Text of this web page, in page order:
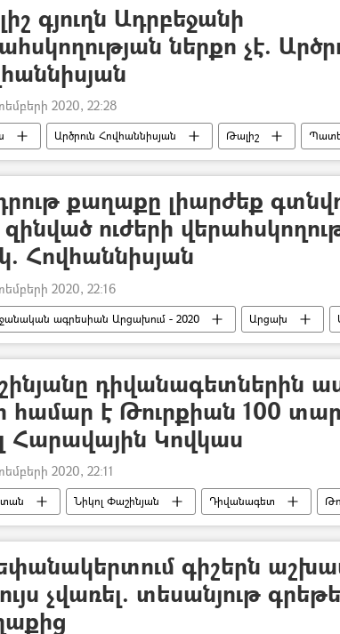
գյուղն Ադրբեջանի
ներքո չէ.
2020, 22:28
Արծրուն Հովհաննիսյան Թալիշ
ագրեսիան Արցախում - 2020
քաղաքը լիարժեք
ուժերի
Հովհաննիսյան
2020, 22:16
ագրեսիան Արցախում - 2020 Արցախ
Ղարաբաղ
Ղարաբաղյան հակամարտություն
դիվանագետներին
համար է Թուրքիան 100
Հարավային Կովկաս
2020, 22:11
Նիկոլ Փաշինյան Դիվանագետ
ագրեսիան Արցախում - 2020
գիշերն
չվառել. տեսանյութ